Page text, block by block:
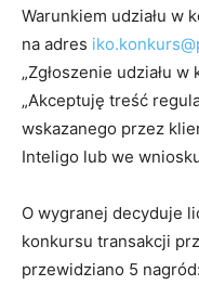
Warunkiem udziału w
na adres
„Zgłoszenie udziału
„Akceptuję treść
wskazanego przez
Inteligo lub we
O wygranej decyduje
konkursu transakcji
przewidziano 5